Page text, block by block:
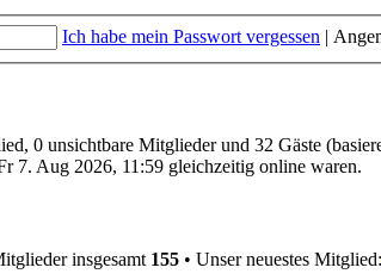
Ich habe mein Passwort vergessen |
0 unsichtbare Mitglieder und 32 Gäste
7. Aug 2026, 11:59 gleichzeitig online waren.
insgesamt 155 • Unser neuestes Mitglied: